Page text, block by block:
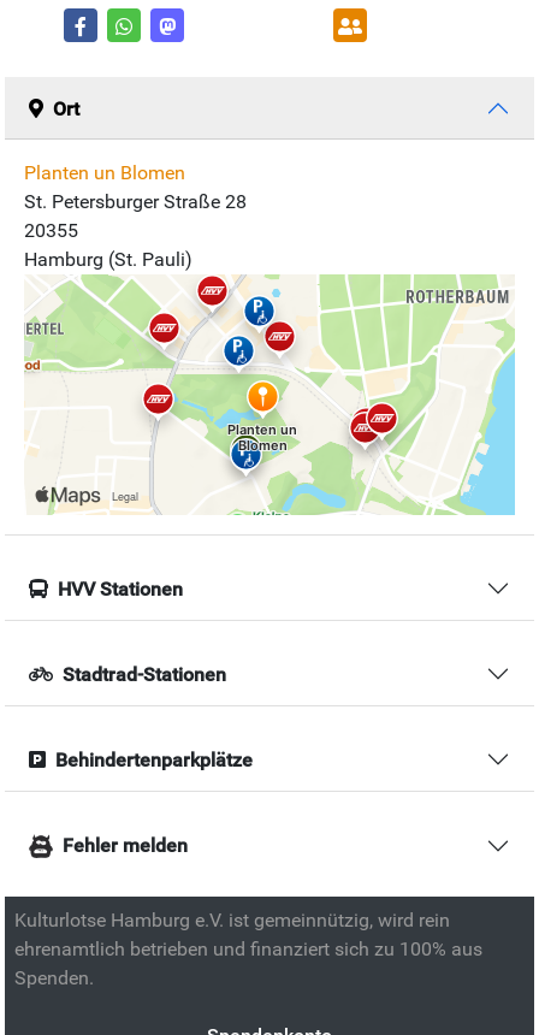
Ort
Planten un Blomen
St. Petersburger Straße 28
20355
Hamburg (St. Pauli)
HVV Stationen
Stadtrad-Stationen
Behindertenparkplätze
Fehler melden
Kulturlotse Hamburg e.V. ist gemeinnützig, wird rein
ehrenamtlich betrieben und finanziert sich zu 100% aus
Spenden.